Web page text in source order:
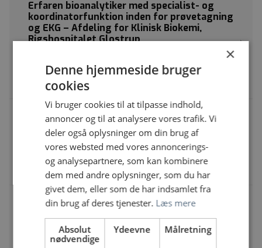
Erfaren bioanalytiker med specialist- og
koordinatorfunktion inden for prøvetagning
og EKG – Afdeling for Klinisk Biokemi,
Rigshospitalet Glostrup
København Ø
Bioanalytiker med specialfunktion
Bioanalytiker til POCT-sektion søges til
Afdeling for Klinisk Biokemi, Rigshospitalet.
Rigshospitalet, Blegdamsvej | Blegdamsvej 9, 2100
København Ø
Bioanalytiker
Vagtgående bioanalytikere søges til Afdeling
for Klinisk Biokemi, Rigshospitalet. Her er du
til gavn og sammen skaber vi resultater for
patienterne
×
Denne hjemmeside bruger
cookies
Vi bruger cookies til at tilpasse indhold,
annoncer og til at analysere vores trafik. Vi
deler også oplysninger om din brug af
vores websted med vores annoncerings-
og analysepartnere, som kan kombinere
dem med andre oplysninger, som du har
givet dem, eller som de har indsamlet fra
din brug af deres tjenester. Læs mere
Absolut
nødvendige
Ydeevne Målretning